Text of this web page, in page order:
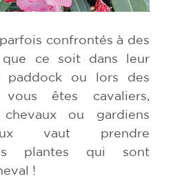
confrontés à des
que ce soit dans leur
ou lors des
êtes cavaliers,
ou gardiens
vaut prendre
plantes qui sont
!